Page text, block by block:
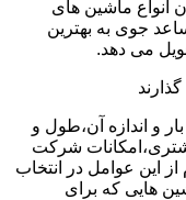
انواع ماشین های
جوی به بهترین
می دهد.
و اندازه آن،طول و
شرکت
این عوامل در انتخاب
هایی که برای